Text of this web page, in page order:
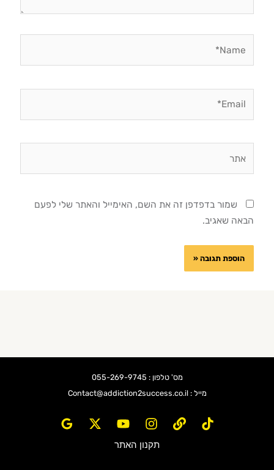
שמור בדפדפן זה את השם, האימייל והאתר שלי לפעם
הבאה שאגיב.
מס' טלפון : 055-269-9745
מייל : Contact@addiction2success.co.il
תקנון האתר